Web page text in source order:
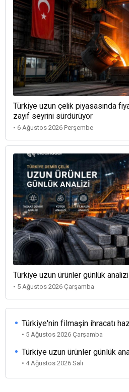
Türkiye uzun çelik piyasasında
zayıf seyrini sürdürüyor
• 6 Ağustos 2026 Perşembe
Türkiye uzun ürünler günlük
• 5 Ağustos 2026 Çarşamba
Türkiye'nin filmaşin ihracatı
• 5 Ağustos 2026 Çarşamba
Türkiye uzun ürünler günlük
• 4 Ağustos 2026 Salı